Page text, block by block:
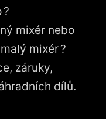
mixér nebo
mixér ?
záruky,
dílů.